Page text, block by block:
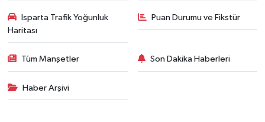
Isparta Trafik Yoğunluk
Haritası
Puan Durumu ve Fikstür
Tüm Manşetler Son Dakika Haberleri
Haber Arşivi